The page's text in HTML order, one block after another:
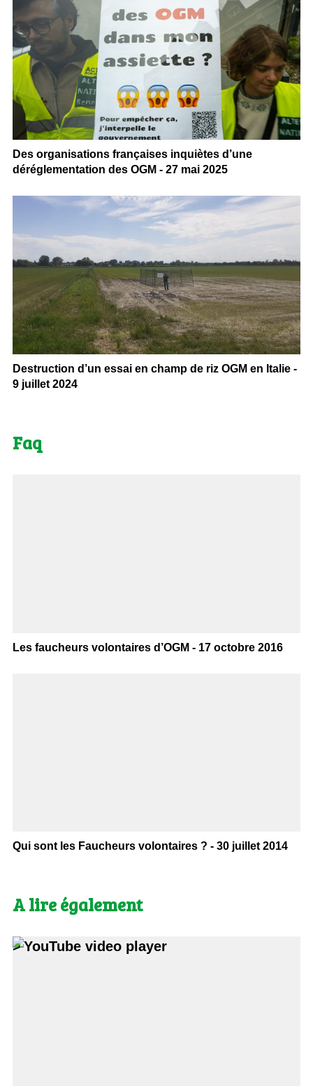
Des organisations françaises inquiètes d’une
déréglementation des OGM - 27 mai 2025
Destruction d’un essai en champ de riz OGM en Italie -
9 juillet 2024
Faq
Les faucheurs volontaires d’OGM - 17 octobre 2016
Qui sont les Faucheurs volontaires ? - 30 juillet 2014
A lire également
>